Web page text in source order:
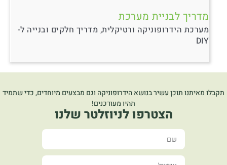
מדריך לבניית מערכת
מערכת הידרופוניקה ורטיקלית, מדריך חלקים ובנייה ל-
DIY
תקבלו מאיתנו תוכן עשיר בנושא הידרופוניקה וגם מבצעים מיוחדים, כדי שתמיד
תהיו מעודכנים!
הצטרפו לניוזלטר שלנו